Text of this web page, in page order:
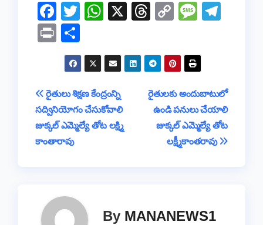
F
a
c
e
b
o
o
k
T
tt
er
W
at
s
A
p
p
X
T
e
a
d
s
C
p
y
Li
n
k
M
ss
a
g
e
a
m
Pr
in h
ar
e
Post
navigation
రైతులకు అందుబాటులో
ఉండి పనులు చేయాలి
జుక్కల్ ఎమ్మెల్యే తోట
లక్ష్మీకాంతరావు
రైతులు శిక్షణ కేంద్రంన్ని
సద్వినియోగం చేసుకోవాలి
జుక్కల్ ఎమ్మెల్యే తోట లక్ష్మి
కాంతారావు
By MANANEWS1